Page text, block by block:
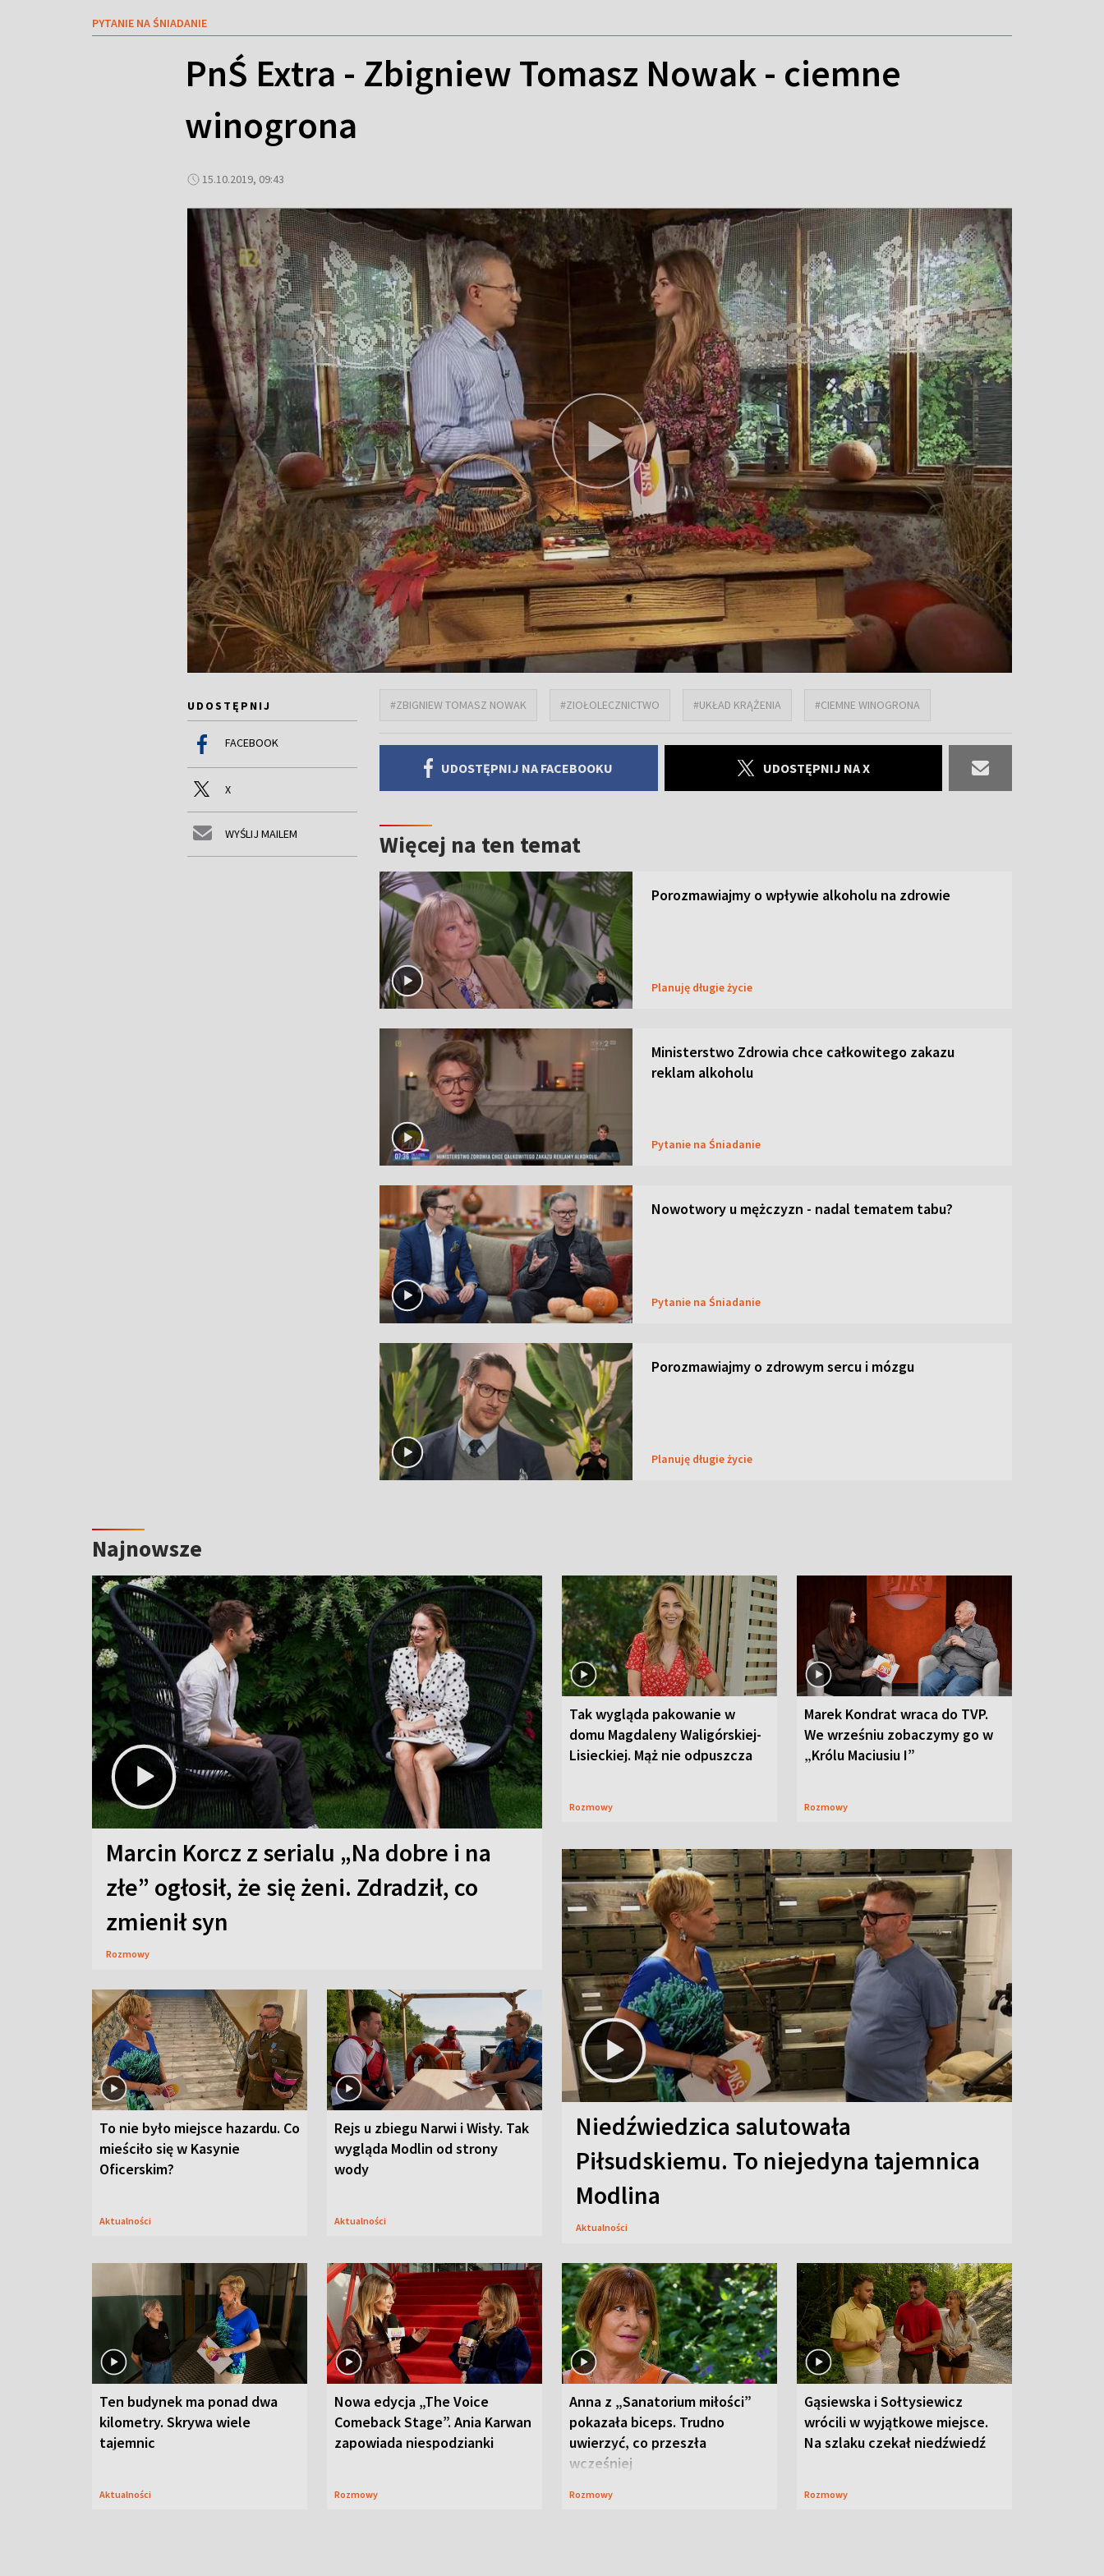
PYTANIE NA ŚNIADANIE
PnŚ Extra - Zbigniew Tomasz Nowak - ciemne
winogrona
15.10.2019, 09:43
UDOSTĘPNIJ
FACEBOOK
X
WYŚLIJ MAILEM
#ZBIGNIEW TOMASZ NOWAK #ZIOŁOLECZNICTWO #UKŁAD KRĄŻENIA #CIEMNE WINOGRONA
UDOSTĘPNIJ NA FACEBOOKU UDOSTĘPNIJ NA X
Więcej na ten temat
Porozmawiajmy o wpływie alkoholu na zdrowie
Planuję długie życie
Ministerstwo Zdrowia chce całkowitego zakazu
reklam alkoholu
Pytanie na Śniadanie
Nowotwory u mężczyzn - nadal tematem tabu?
Pytanie na Śniadanie
Porozmawiajmy o zdrowym sercu i mózgu
Planuję długie życie
Najnowsze
Marcin Korcz z serialu „Na dobre i na
złe” ogłosił, że się żeni. Zdradził, co
zmienił syn
Rozmowy
Tak wygląda pakowanie w
domu Magdaleny Waligórskiej-
Lisieckiej. Mąż nie odpuszcza
Rozmowy
Marek Kondrat wraca do TVP.
We wrześniu zobaczymy go w
„Królu Maciusiu I”
Rozmowy
To nie było miejsce hazardu. Co
mieściło się w Kasynie
Oficerskim?
Aktualności
Rejs u zbiegu Narwi i Wisły. Tak
wygląda Modlin od strony
wody
Aktualności
Niedźwiedzica salutowała
Piłsudskiemu. To niejedyna tajemnica
Modlina
Aktualności
Ten budynek ma ponad dwa
kilometry. Skrywa wiele
tajemnic
Aktualności
Nowa edycja „The Voice
Comeback Stage”. Ania Karwan
zapowiada niespodzianki
Rozmowy
Anna z „Sanatorium miłości”
pokazała biceps. Trudno
uwierzyć, co przeszła
wcześniej
Rozmowy
Gąsiewska i Sołtysiewicz
wrócili w wyjątkowe miejsce.
Na szlaku czekał niedźwiedź
Rozmowy